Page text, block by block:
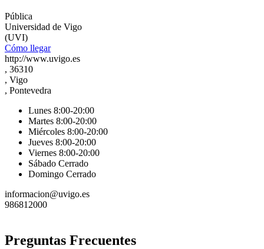
Pública
Universidad de Vigo
(UVI)
Cómo llegar
http://www.uvigo.es
, 36310
, Vigo
, Pontevedra
Lunes 8:00-20:00
Martes 8:00-20:00
Miércoles 8:00-20:00
Jueves 8:00-20:00
Viernes 8:00-20:00
Sábado Cerrado
Domingo Cerrado
informacion@uvigo.es
986812000
Preguntas Frecuentes